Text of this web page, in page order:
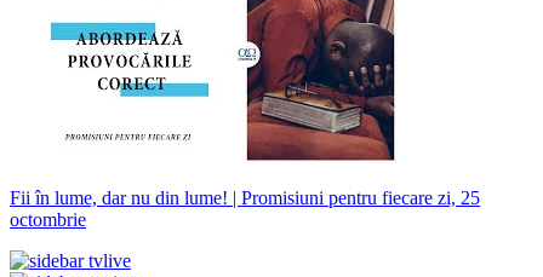
Fii în lume, dar nu din lume! | Promisiuni pentru fiecare zi, 25
octombrie